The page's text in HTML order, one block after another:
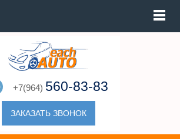
+7(964) 560-83-83
ЗАКАЗАТЬ ЗВОНОК